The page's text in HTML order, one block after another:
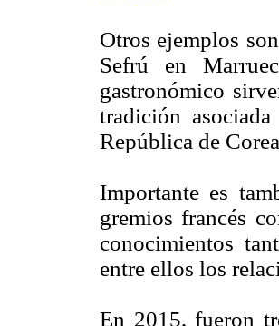
Otros ejemplos
Sefrú en
gastronómico
tradición
República de
Importante es
gremios francés
conocimientos
entre ellos los
En 2015, fueron